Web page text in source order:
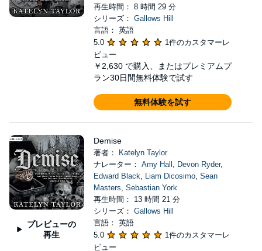
再生時間： 8 時間 29 分
シリーズ： Gallows Hill
言語： 英語
5.0
1件のカスタマーレ
ビュー
￥2,630 で購入、またはプレミアムプ
ラン30日間無料体験で試す
無料体験を試す
プレビューの
再生
Demise
著者：
Katelyn Taylor
ナレーター： Amy Hall , Devon Ryder,
Edward Black, Liam Dicosimo, Sean
Masters, Sebastian York
再生時間： 13 時間 21 分
シリーズ： Gallows Hill
言語： 英語
5.0
1件のカスタマーレ
ビュー